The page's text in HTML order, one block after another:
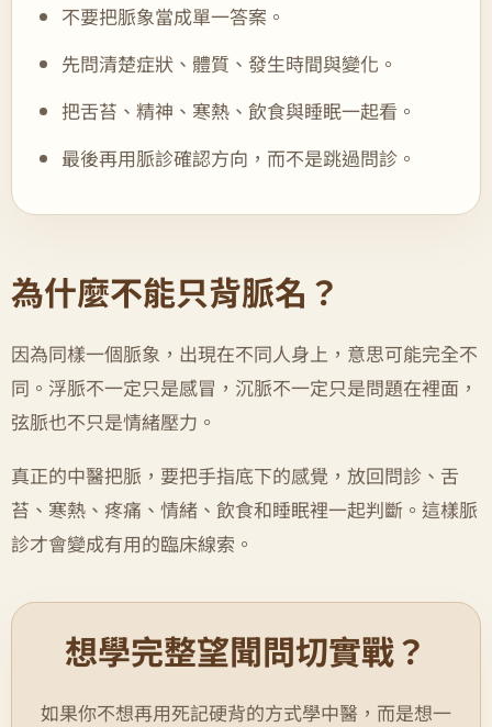
不要把脈象當成單一答案。
先問清楚症狀、體質、發生時間與變化。
把舌苔、精神、寒熱、飲食與睡眠一起看。
最後再用脈診確認方向，而不是跳過問診。
為什麼不能只背脈名？
因為同樣一個脈象，出現在不同人身上，意思可能完全不
同。浮脈不一定只是感冒，沉脈不一定只是問題在裡面，
弦脈也不只是情緒壓力。
真正的中醫把脈，要把手指底下的感覺，放回問診、舌
苔、寒熱、疼痛、情緒、飲食和睡眠裡一起判斷。這樣脈
診才會變成有用的臨床線索。
想學完整望聞問切實戰？
如果你不想再用死記硬背的方式學中醫，而是想一